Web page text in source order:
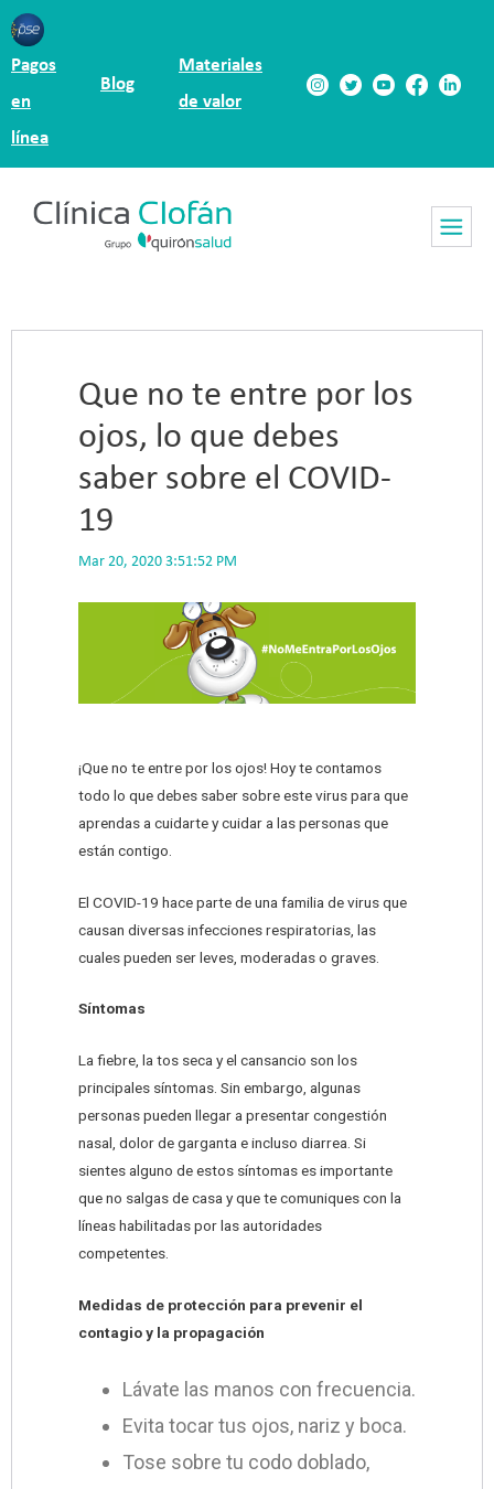
Pagos
en
línea
Blog
Materiales
de valor
Que no te entre por los
ojos, lo que debes
saber sobre el COVID-
19
Mar 20, 2020 3:51:52 PM
¡Que no te entre por los ojos! Hoy te contamos
todo lo que debes saber sobre este virus para que
aprendas a cuidarte y cuidar a las personas que
están contigo.
El COVID-19 hace parte de una familia de virus que
causan diversas infecciones respiratorias, las
cuales pueden ser leves, moderadas o graves.
Síntomas
La fiebre, la tos seca y el cansancio son los
principales síntomas. Sin embargo, algunas
personas pueden llegar a presentar congestión
nasal, dolor de garganta e incluso diarrea. Si
sientes alguno de estos síntomas es importante
que no salgas de casa y que te comuniques con la
líneas habilitadas por las autoridades
competentes.
Medidas de protección para prevenir el
contagio y la propagación
Lávate las manos con frecuencia.
Evita tocar tus ojos, nariz y boca.
Tose sobre tu codo doblado,